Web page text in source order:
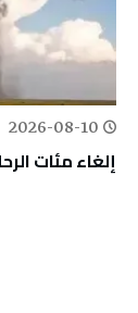
2026-08-10
إلغاء مئات